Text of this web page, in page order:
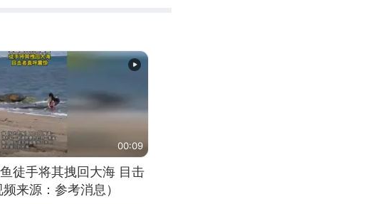
00:09
徒手将其拽回大海 目击
来源：参考消息）